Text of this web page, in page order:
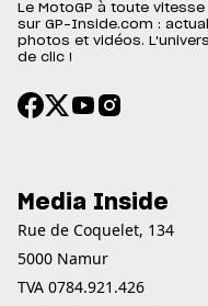
Le MotoGP à toute
sur GP-Inside.com :
photos et vidéos.
de clic !
Media Inside
Rue de Coquelet, 134
5000 Namur
TVA 0784.921.426